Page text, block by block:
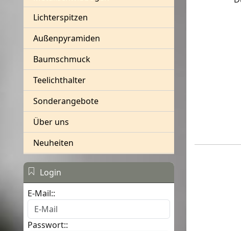
Lichterspitzen
Außenpyramiden
Baumschmuck
Teelichthalter
Sonderangebote
Über uns
Neuheiten
Login
E-Mail::
Passwort::